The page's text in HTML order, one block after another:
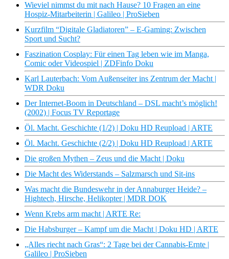
Wieviel nimmst du mit nach Hause? 10 Fragen an eine
Hospiz-Mitarbeiterin | Galileo | ProSieben
Kurzfilm “Digitale Gladiatoren” – E-Gaming: Zwischen
Sport und Sucht?
Faszination Cosplay: Für einen Tag leben wie im Manga,
Comic oder Videospiel | ZDFinfo Doku
Karl Lauterbach: Vom Außenseiter ins Zentrum der Macht |
WDR Doku
Der Internet-Boom in Deutschland – DSL macht’s möglich!
(2002) | Focus TV Reportage
Öl. Macht. Geschichte (1/2) | Doku HD Reupload | ARTE
Öl. Macht. Geschichte (2/2) | Doku HD Reupload | ARTE
Die großen Mythen – Zeus und die Macht | Doku
Die Macht des Widerstands – Salzmarsch und Sit-ins
Was macht die Bundeswehr in der Annaburger Heide? –
Hightech, Hirsche, Helikopter | MDR DOK
Wenn Krebs arm macht | ARTE Re:
Die Habsburger – Kampf um die Macht | Doku HD | ARTE
„Alles riecht nach Gras“: 2 Tage bei der Cannabis-Ernte |
Galileo | ProSieben